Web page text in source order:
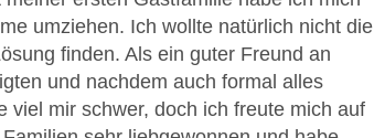
umziehen. Ich wollte natürlich nicht die
finden. Als ein guter Freund an
und nachdem auch formal alles
viel mir schwer, doch ich freute mich auf